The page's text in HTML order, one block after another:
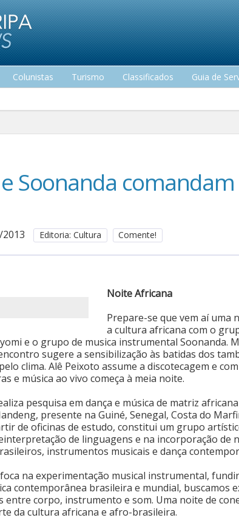
Colunistas Turismo Classificados
Guia de
Soonanda
Editoria: Cultura Comente!
Noite Africana
Prepare-se que vem aí uma
a cultura africana com o
e o grupo de musica instrumental Soonanda.
sugere a sensibilização às batidas dos
clima. Alê Peixoto assume a discotecagem e
e música ao vivo começa à meia noite.
pesquisa em dança e música de matriz
presente na Guiné, Senegal, Costa do
de oficinas de estudo, constitui um grupo
de linguagens e na incorporação de
instrumentos musicais e dança
na experimentação musical instrumental,
contemporânea brasileira e mundial, buscamos
entre corpo, instrumento e som. Uma noite de
da cultura africana e afro-brasileira.